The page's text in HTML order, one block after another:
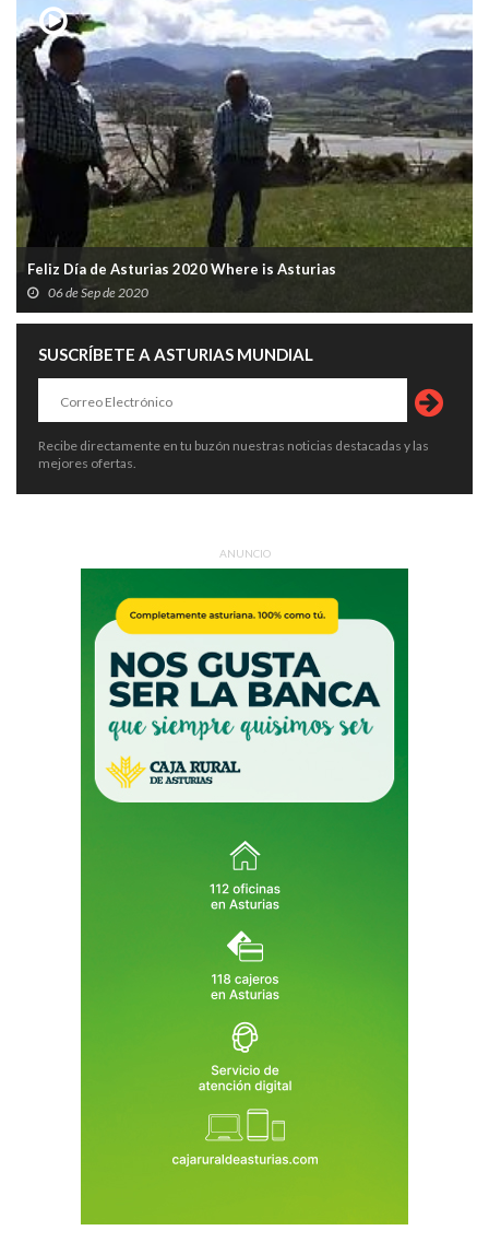
Feliz Día de Asturias 2020 Where is Asturias
06 de Sep de 2020
SUSCRÍBETE A ASTURIAS MUNDIAL
Recibe directamente en tu buzón nuestras noticias destacadas y las
mejores ofertas.
ANUNCIO